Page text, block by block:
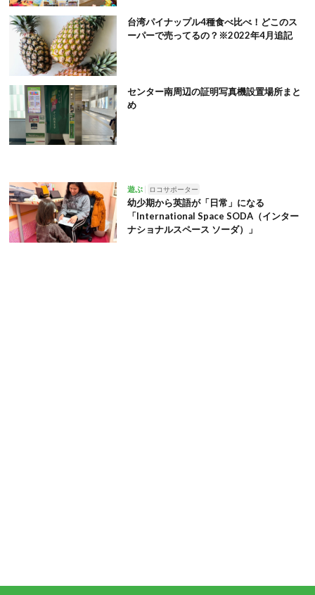
台湾パイナップル4種食べ比べ！どこのス
ーパーで売ってるの？※2022年4月追記
センター南周辺の証明写真機設置場所まと
め
遊ぶ ロコサポーター
幼少期から英語が「日常」になる
「International Space SODA（インター
ナショナルスペース ソーダ）」